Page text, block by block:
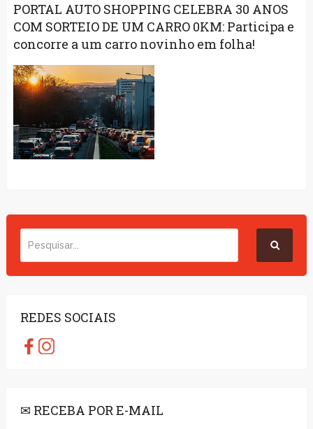
PORTAL AUTO SHOPPING CELEBRA 30 ANOS
COM SORTEIO DE UM CARRO 0KM: Participa e
concorre a um carro novinho em folha!
REDES SOCIAIS
✉ RECEBA POR E-MAIL